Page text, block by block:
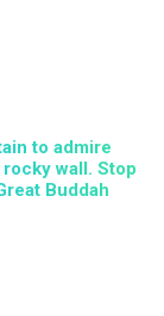
to admire
wall. Stop
Buddah